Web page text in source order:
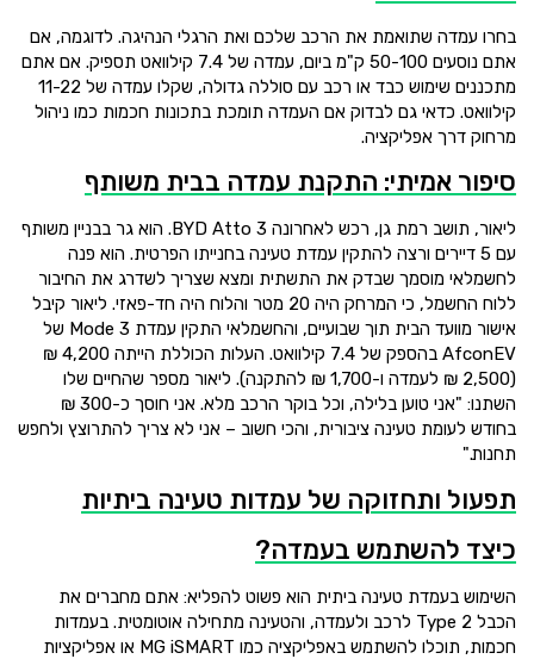
בחרו עמדה שתואמת את הרכב שלכם ואת הרגלי הנהיגה. לדוגמה, אם
אתם נוסעים 50-100 ק"מ ביום, עמדה של 7.4 קילוואט תספיק. אם אתם
מתכננים שימוש כבד או רכב עם סוללה גדולה, שקלו עמדה של 11-22
קילוואט. כדאי גם לבדוק אם העמדה תומכת בתכונות חכמות כמו ניהול
מרחוק דרך אפליקציה.
סיפור אמיתי: התקנת עמדה בבית משותף
ליאור, תושב רמת גן, רכש לאחרונה BYD Atto 3. הוא גר בבניין משותף
עם 5 דיירים ורצה להתקין עמדת טעינה בחנייתו הפרטית. הוא פנה
לחשמלאי מוסמך שבדק את התשתית ומצא שצריך לשדרג את החיבור
ללוח החשמל, כי המרחק היה 20 מטר והלוח היה חד-פאזי. ליאור קיבל
אישור מוועד הבית תוך שבועיים, והחשמלאי התקין עמדת Mode 3 של
AfconEV בהספק של 7.4 קילוואט. העלות הכוללת הייתה 4,200 ₪
(2,500 ₪ לעמדה ו-1,700 ₪ להתקנה). ליאור מספר שהחיים שלו
השתנו: "אני טוען בלילה, וכל בוקר הרכב מלא. אני חוסך כ-300 ₪
בחודש לעומת טעינה ציבורית, והכי חשוב – אני לא צריך להתרוצץ ולחפש
תחנות."
תפעול ותחזוקה של עמדות טעינה ביתיות
כיצד להשתמש בעמדה?
השימוש בעמדת טעינה ביתית הוא פשוט להפליא: אתם מחברים את
הכבל Type 2 לרכב ולעמדה, והטעינה מתחילה אוטומטית. בעמדות
חכמות, תוכלו להשתמש באפליקציה כמו MG iSMART או אפליקציות